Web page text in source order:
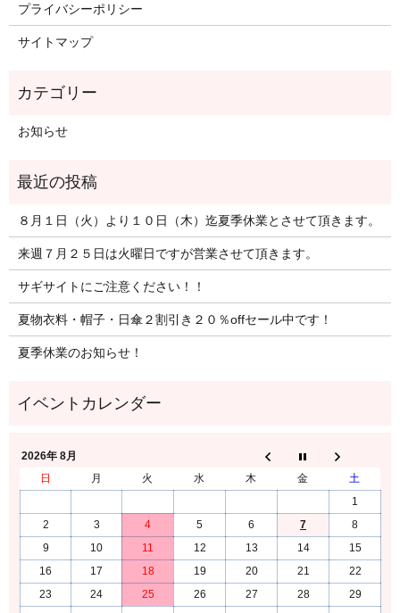
プライバシーポリシー
サイトマップ
お知らせ
８月１日（火）より１０日（木）迄夏季休業とさせて頂きます。
来週７月２５日は火曜日ですが営業させて頂きます。
サギサイトにご注意ください！！
夏物衣料・帽子・日傘２割引き２０％offセール中です！
夏季休業のお知らせ！
2026年 8月
日
月 火 水 木 金
土
1
2
3 4 5 6 7
8
9
10 11 12 13 14
15
16
17 18 19 20 21
22
23
24 25 26 27 28
29